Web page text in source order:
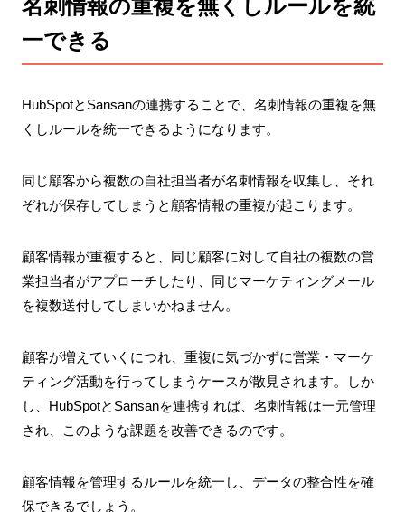
名刺情報の重複を無くしルールを統
一できる
HubSpotとSansanの連携することで、名刺情報の重複を無
くしルールを統一できるようになります。
同じ顧客から複数の自社担当者が名刺情報を収集し、それ
ぞれが保存してしまうと顧客情報の重複が起こります。
顧客情報が重複すると、同じ顧客に対して自社の複数の営
業担当者がアプローチしたり、同じマーケティングメール
を複数送付してしまいかねません。
顧客が増えていくにつれ、重複に気づかずに営業・マーケ
ティング活動を行ってしまうケースが散見されます。しか
し、HubSpotとSansanを連携すれば、名刺情報は一元管理
され、このような課題を改善できるのです。
顧客情報を管理するルールを統一し、データの整合性を確
保できるでしょう。